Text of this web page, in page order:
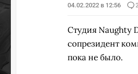
04.02.2022 в 12:56
Студия Naughty
сопрезидент
пока не было.